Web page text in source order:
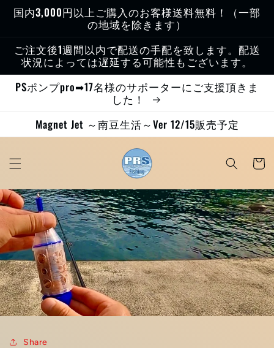
ンツに
国内3,000円以上ご購入のお客様送料無料！（一部
の地域を除きます）
ご注文後1週間以内で配送の手配を致します。配送
状況によっては遅延する可能性もございます。
PSポンプpro➡17名様のサポーターにご支援頂きま
した！
Magnet Jet ～南豆生活～Ver 12/15販売予定
ー
Share